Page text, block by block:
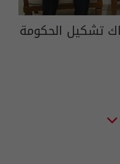
تشكيل الحكومة